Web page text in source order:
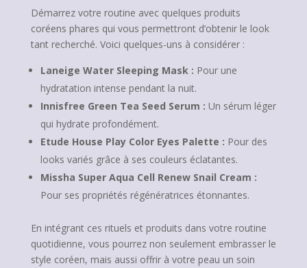
Démarrez votre routine avec quelques produits
coréens phares qui vous permettront d’obtenir le look
tant recherché. Voici quelques-uns à considérer :
Laneige Water Sleeping Mask : Pour une
hydratation intense pendant la nuit.
Innisfree Green Tea Seed Serum : Un sérum léger
qui hydrate profondément.
Etude House Play Color Eyes Palette : Pour des
looks variés grâce à ses couleurs éclatantes.
Missha Super Aqua Cell Renew Snail Cream :
Pour ses propriétés régénératrices étonnantes.
En intégrant ces rituels et produits dans votre routine
quotidienne, vous pourrez non seulement embrasser le
style coréen, mais aussi offrir à votre peau un soin